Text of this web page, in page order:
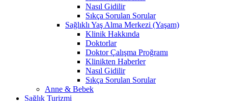
Nasıl Gidilir
Sıkça Sorulan Sorular
Sağlıklı Yaş Alma Merkezi (Yaşam)
Klinik Hakkında
Doktorlar
Doktor Çalışma Proğramı
Klinikten Haberler
Nasıl Gidilir
Sıkça Sorulan Sorular
Anne & Bebek
Sağlık Turizmi